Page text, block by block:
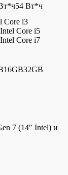
Вт*ч
Core i3
Core i5
Core i7
7 (14″ Intel) и